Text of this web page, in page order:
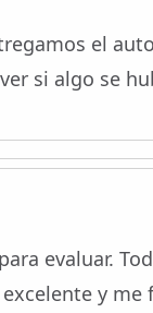
el
si algo se
evaluar.
y